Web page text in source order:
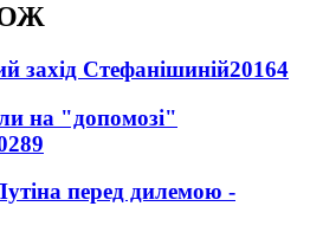
захід Стефанішиній20164
на "допомозі"
перед дилемою -